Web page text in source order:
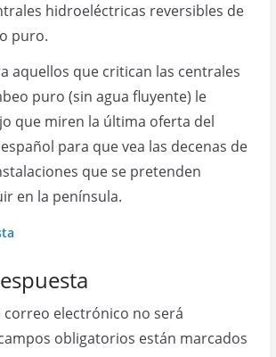
hidroeléctricas reversibles de
puro.
aquellos que critican las centrales
puro (sin agua fluyente) le
que miren la última oferta del
para que vea las decenas de
que se pretenden
en la península.
correo electrónico no será
obligatorios están marcados